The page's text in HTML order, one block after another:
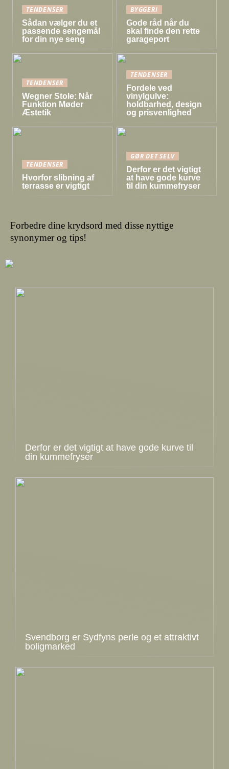
TENDENSER
Sådan vælger du et
passende sengemål
for din nye seng
BYGGERI
Gode råd når du
skal finde den rette
garageport
TENDENSER
Wegner Stole: Når
Funktion Møder
Æstetik
TENDENSER
Fordele ved
vinylgulve:
holdbarhed, design
og prisvenlighed
TENDENSER
Hvorfor slibning af
terrasse er vigtigt
GØR DET SELV
Derfor er det vigtigt
at have gode kurve
til din kummefryser
Forbedre dine krydsord med disse nyttige
synonymer og tips!
Derfor er det vigtigt at have gode kurve til
din kummefryser
Svendborg er Sydfyns perle og et attraktivt
boligmarked